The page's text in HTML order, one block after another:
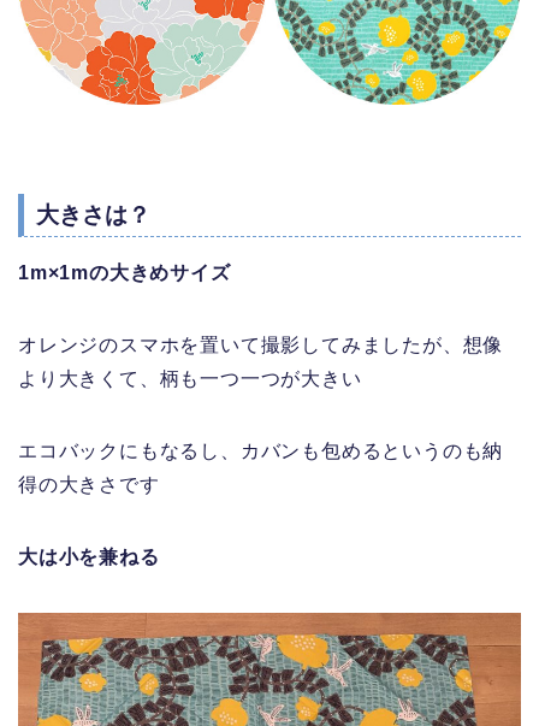
大きさは？
1m×1mの大きめサイズ
オレンジのスマホを置いて撮影してみましたが、想像
より大きくて、柄も一つ一つが大きい
エコバックにもなるし、カバンも包めるというのも納
得の大きさです
大は小を兼ねる